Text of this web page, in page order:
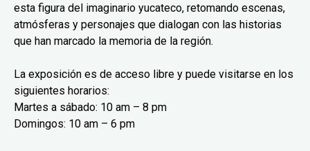
esta figura del imaginario yucateco, retomando escenas,
atmósferas y personajes que dialogan con las historias
que han marcado la memoria de la región.
La exposición es de acceso libre y puede visitarse en los
siguientes horarios:
Martes a sábado: 10 am – 8 pm
Domingos: 10 am – 6 pm